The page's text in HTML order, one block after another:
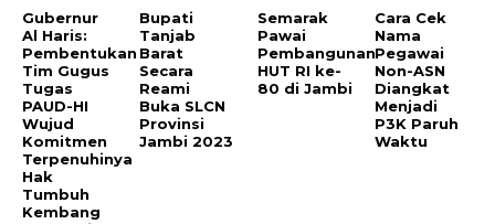
Gubernur
Al Haris:
Pembentukan
Tim Gugus
Tugas
PAUD-HI
Wujud
Komitmen
Terpenuhinya
Hak
Tumbuh
Kembang
Bupati
Tanjab
Barat
Secara
Reami
Buka SLCN
Provinsi
Jambi 2023
Semarak
Pawai
Pembangunan
HUT RI ke-
80 di Jambi
Cara Cek
Nama
Pegawai
Non-ASN
Diangkat
Menjadi
P3K Paruh
Waktu